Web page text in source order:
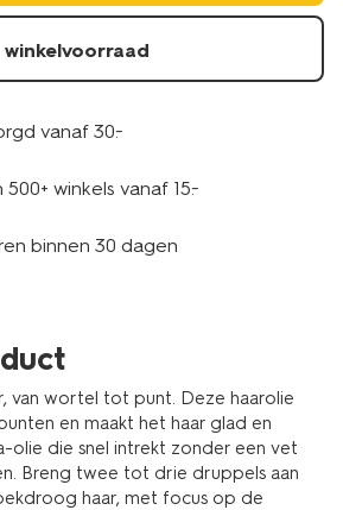
winkelvoorraad
vanaf 30.-
winkels vanaf 15.-
binnen 30 dagen
van wortel tot punt. Deze haarolie
en maakt het haar glad en
olie die snel intrekt zonder een vet
Breng twee tot drie druppels aan
haar, met focus op de